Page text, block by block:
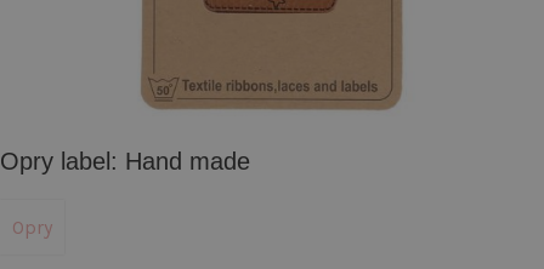
Opry label: Hand made
Opry